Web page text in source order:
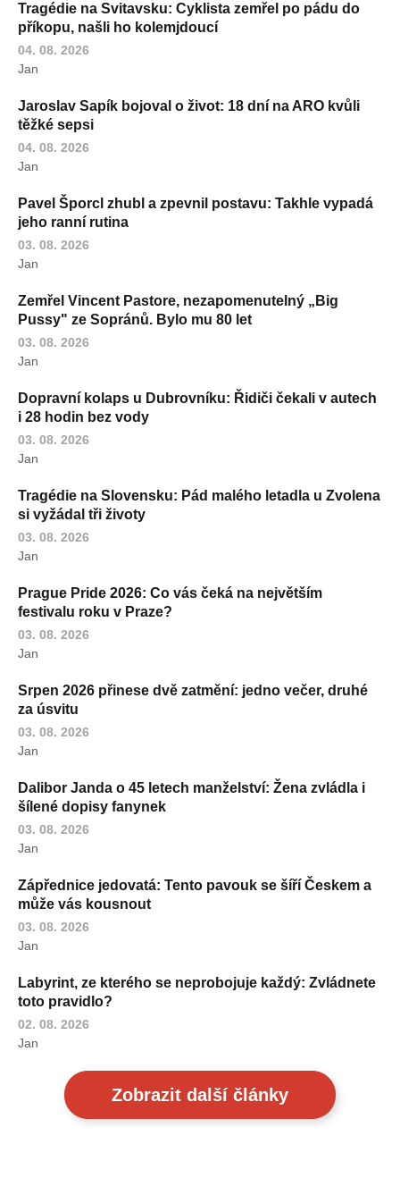
Tragédie na Svitavsku: Cyklista zemřel po pádu do
příkopu, našli ho kolemjdoucí
04. 08. 2026
Jan
Jaroslav Sapík bojoval o život: 18 dní na ARO kvůli
těžké sepsi
04. 08. 2026
Jan
Pavel Šporcl zhubl a zpevnil postavu: Takhle vypadá
jeho ranní rutina
03. 08. 2026
Jan
Zemřel Vincent Pastore, nezapomenutelný „Big
Pussy" ze Sopránů. Bylo mu 80 let
03. 08. 2026
Jan
Dopravní kolaps u Dubrovníku: Řidiči čekali v autech
i 28 hodin bez vody
03. 08. 2026
Jan
Tragédie na Slovensku: Pád malého letadla u Zvolena
si vyžádal tři životy
03. 08. 2026
Jan
Prague Pride 2026: Co vás čeká na největším
festivalu roku v Praze?
03. 08. 2026
Jan
Srpen 2026 přinese dvě zatmění: jedno večer, druhé
za úsvitu
03. 08. 2026
Jan
Dalibor Janda o 45 letech manželství: Žena zvládla i
šílené dopisy fanynek
03. 08. 2026
Jan
Zápřednice jedovatá: Tento pavouk se šíří Českem a
může vás kousnout
03. 08. 2026
Jan
Labyrint, ze kterého se neprobojuje každý: Zvládnete
toto pravidlo?
02. 08. 2026
Jan
Zobrazit další články